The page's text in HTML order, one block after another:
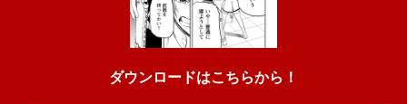
ダウンロードはこちらから！